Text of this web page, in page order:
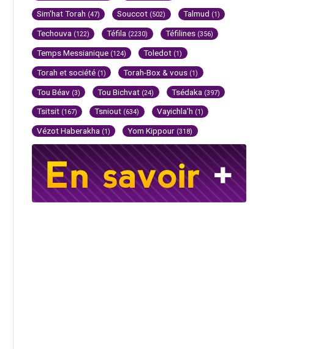
Sim'hat Torah (47) Souccot (502) Talmud (1)
Techouva (122) Téfila (2230) Téfilines (356)
Temps Messianique (124) Toledot (1)
Torah et société (1) Torah-Box & vous (1)
Tou Béav (3) Tou Bichvat (24) Tsédaka (397)
Tsitsit (167) Tsniout (634) Vayichla'h (1)
Vézot Haberakha (1) Yom Kippour (318)